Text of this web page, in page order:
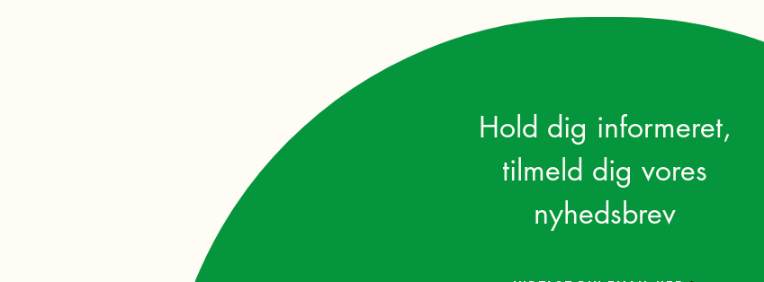
Hold dig informeret,
tilmeld dig vores
nyhedsbrev